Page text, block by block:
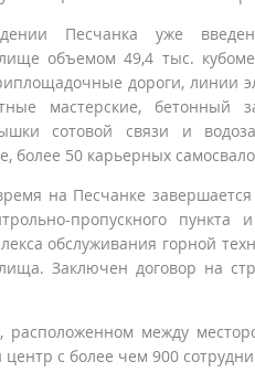
Песчанка уже
объемом 49,4 тыс.
дороги, линии
мастерские, бетонный
сотовой связи и
более 50 карьерных
на Песчанке завершается
пропускного пункта
обслуживания горной
Заключен договор на
расположенном между
центр с более чем 900